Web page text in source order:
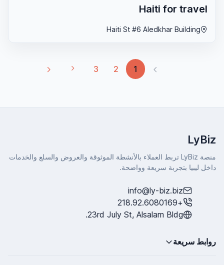
Haiti for travel
Haiti St #6 Aledkhar Building
1
2
3
LyBiz
منصة LyBiz تربط العملاء بالأنشطة الموثوقة والعروض والسلع والخدمات
داخل ليبيا بتجربة سريعة وواضحة.
info@ly-biz.biz
+218.92.6080169
23rd July St, Alsalam Bldg.
روابط سريعة